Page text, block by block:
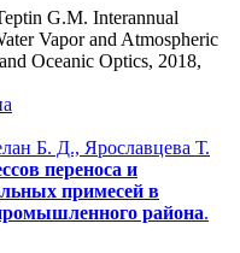
G.M. Interannual
Vapor and Atmospheric
Oceanic Optics, 2018,
Б. Д., Ярославцева Т.
переноса и
примесей в
района.